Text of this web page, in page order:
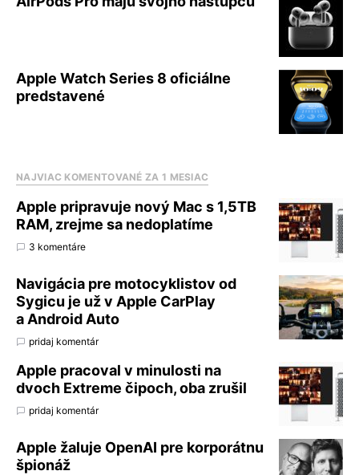
Apple Watch Series 8 oficiálne
predstavené
NAJVIAC KOMENTOVANÉ ZA 1 MESIAC
Apple pripravuje nový Mac s 1,5TB
RAM, zrejme sa nedoplatíme
3 komentáre
Navigácia pre motocyklistov od
Sygicu je už v Apple CarPlay
a Android Auto
pridaj komentár
Apple pracoval v minulosti na
dvoch Extreme čipoch, oba zrušil
pridaj komentár
Apple žaluje OpenAI pre korporátnu
špionáž